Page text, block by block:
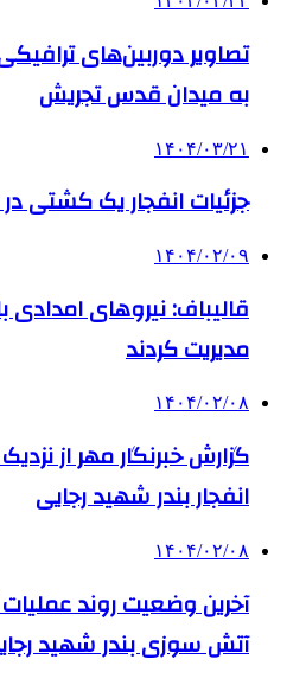
تصاویر دوربین‌های
به میدان قدس تجریش
۱۴۰۴/۰۳/۲۱
جزئیات انفجار یک کشتی در
۱۴۰۴/۰۲/۰۹
قالیباف: نیروهای امدادی
مدیریت کردند
۱۴۰۴/۰۲/۰۸
گزارش خبرنگار مهر از
انفجار بندر شهید رجایی
۱۴۰۴/۰۲/۰۸
آخرین وضعیت روند
آتش سوزی بندر شهید